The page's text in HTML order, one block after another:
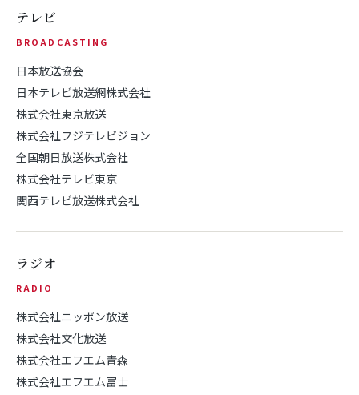
テレビ
BROADCASTING
日本放送協会
日本テレビ放送網株式会社
株式会社東京放送
株式会社フジテレビジョン
全国朝日放送株式会社
株式会社テレビ東京
関西テレビ放送株式会社
ラジオ
RADIO
株式会社ニッポン放送
株式会社文化放送
株式会社エフエム青森
株式会社エフエム富士